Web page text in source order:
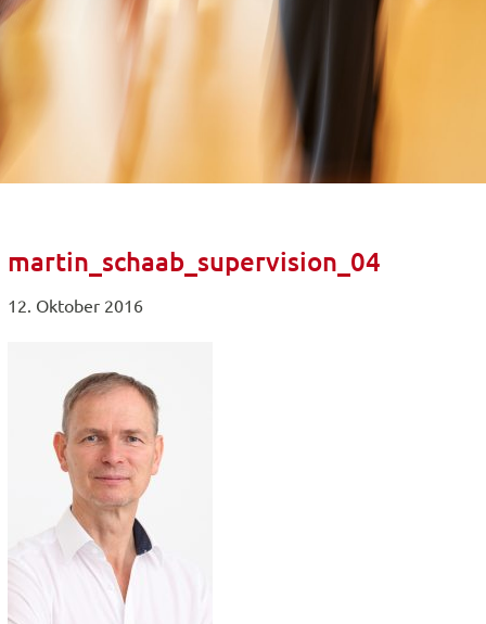
martin_schaab_supervision_04
12. Oktober 2016